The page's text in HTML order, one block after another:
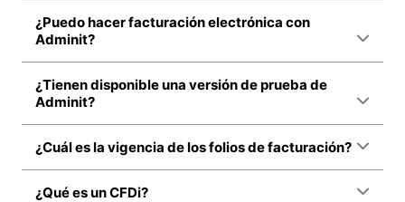
¿Puedo hacer facturación electrónica con
Adminit?
¿Tienen disponible una versión de prueba de
Adminit?
¿Cuál es la vigencia de los folios de facturación?
¿Qué es un CFDi?